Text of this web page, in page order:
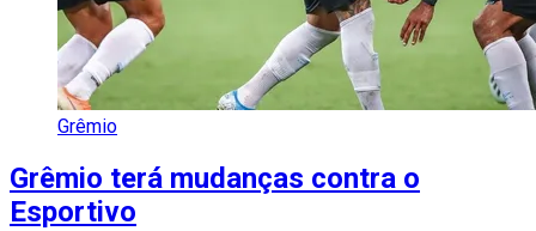
Grêmio
Grêmio terá mudanças contra o
Esportivo